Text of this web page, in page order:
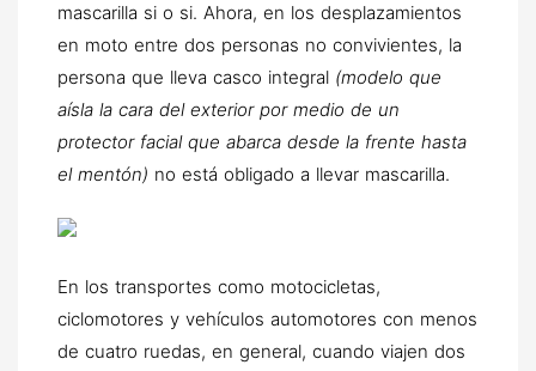
mascarilla si o si. Ahora, en los desplazamientos
en moto entre dos personas no convivientes, la
persona que lleva casco integral (modelo que
aísla la cara del exterior por medio de un
protector facial que abarca desde la frente hasta
el mentón) no está obligado a llevar mascarilla.
En los transportes como motocicletas,
ciclomotores y vehículos automotores con menos
de cuatro ruedas, en general, cuando viajen dos